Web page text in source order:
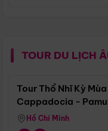
TOUR DU LỊCH
Tour Thổ Nhĩ Kỳ
Cappadocia -
Hồ Chí Minh